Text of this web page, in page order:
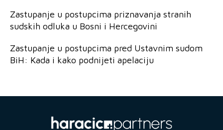
Zastupanje u postupcima priznavanja stranih
sudskih odluka u Bosni i Hercegovini
Zastupanje u postupcima pred Ustavnim sudom
BiH: Kada i kako podnijeti apelaciju